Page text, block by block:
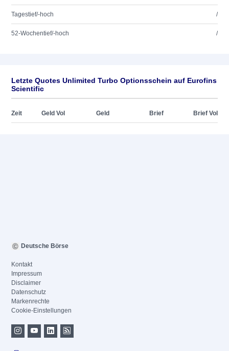
Tagestief/-hoch /
52-Wochentief/-hoch /
Letzte Quotes Unlimited Turbo Optionsschein auf Eurofins
Scientific
Zeit Geld Vol Geld Brief Brief Vol
Deutsche Börse
Kontakt
Impressum
Disclaimer
Datenschutz
Markenrechte
Cookie-Einstellungen